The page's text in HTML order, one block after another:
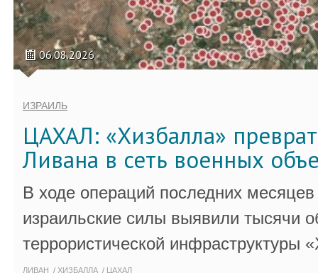
06.08.2026
ИЗРАИЛЬ
ЦАХАЛ: «Хизбалла»
Ливана в сеть военных
В ходе операций последних
израильские силы выявили тысячи
террористической инфраструктуры
ЛИВАН ХИЗБАЛЛА ЦАХАЛ